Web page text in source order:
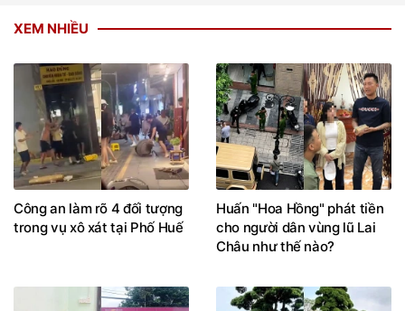
XEM NHIỀU
Công an làm rõ 4 đối tượng
trong vụ xô xát tại Phố Huế
Huấn "Hoa Hồng" phát tiền
cho người dân vùng lũ Lai
Châu như thế nào?